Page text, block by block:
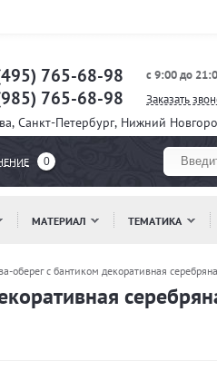
765-68-98
765-68-98
с 9:00 до
Заказать
Санкт-Петербург, Нижний
0
МАТЕРИАЛ ТЕМАТИКА
оберег с бантиком декоративная